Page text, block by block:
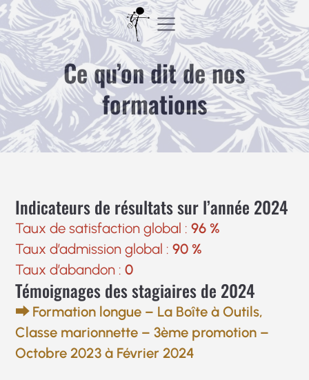
Aller
au
contenu
Ce qu’on dit de nos
formations
Indicateurs de résultats sur l’année 2024
Taux de satisfaction global :96 %
Taux d’admission global :90 %
Taux d’abandon :0
Témoignages des stagiaires de 2024
⮕ Formation longue – La Boîte à Outils,
Classe marionnette – 3ème promotion –
Octobre 2023 à Février 2024